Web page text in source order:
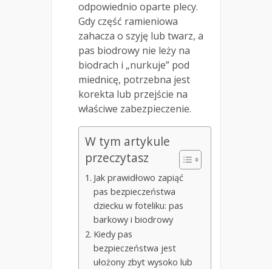
odpowiednio oparte plecy.
Gdy część ramieniowa
zahacza o szyję lub twarz, a
pas biodrowy nie leży na
biodrach i „nurkuje” pod
miednicę, potrzebna jest
korekta lub przejście na
właściwe zabezpieczenie.
W tym artykule
przeczytasz
Jak prawidłowo zapiąć
pas bezpieczeństwa
dziecku w foteliku: pas
barkowy i biodrowy
Kiedy pas
bezpieczeństwa jest
ułożony zbyt wysoko lub